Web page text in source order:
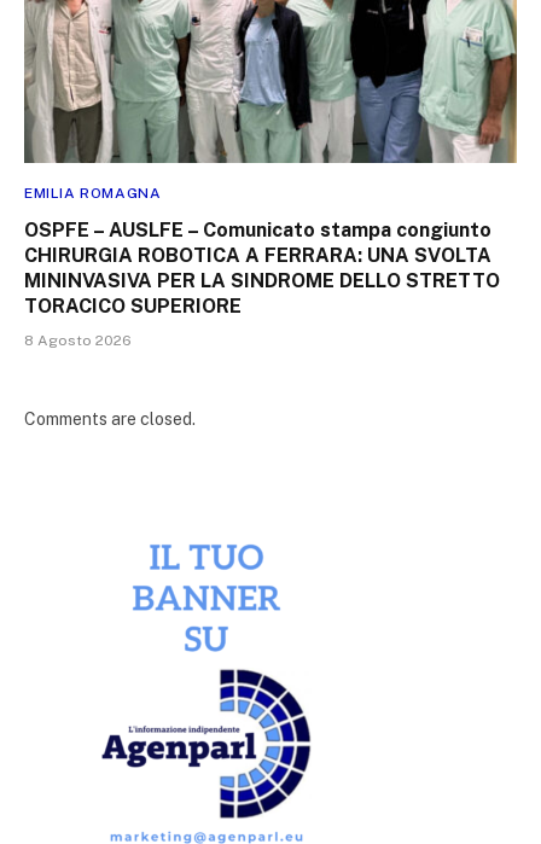
EMILIA ROMAGNA
OSPFE – AUSLFE – Comunicato stampa congiunto
CHIRURGIA ROBOTICA A FERRARA: UNA SVOLTA
MININVASIVA PER LA SINDROME DELLO STRETTO
TORACICO SUPERIORE
8 Agosto 2026
Comments are closed.